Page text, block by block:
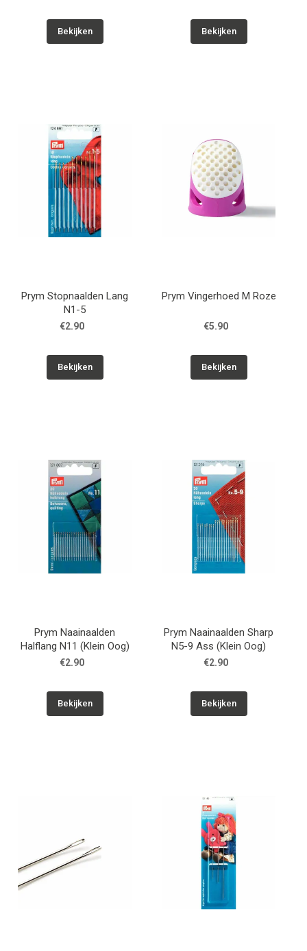
Bekijken Bekijken
Prym Stopnaalden Lang
N1-5
€2.90
Bekijken
Prym Vingerhoed M Roze
€5.90
Bekijken
Prym Naainaalden
Halflang N11 (Klein Oog)
€2.90
Bekijken
Prym Naainaalden Sharp
N5-9 Ass (Klein Oog)
€2.90
Bekijken